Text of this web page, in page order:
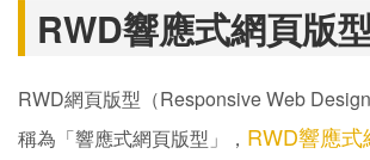
RWD響應式網頁版型
RWD網頁版型（Responsive Web
稱為「響應式網頁版型」， RWD響應式